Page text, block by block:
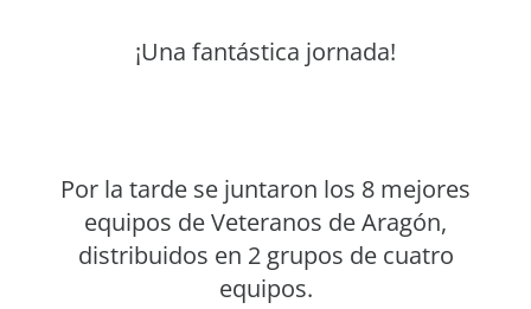
¡Una fantástica jornada!
Por la tarde se juntaron los 8 mejores
equipos de Veteranos de Aragón,
distribuidos en 2 grupos de cuatro
equipos.